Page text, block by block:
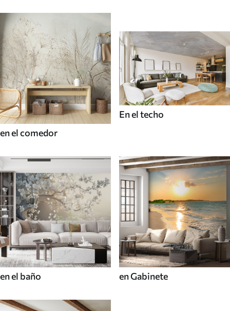
en el comedor
En el techo
en el baño en Gabinete